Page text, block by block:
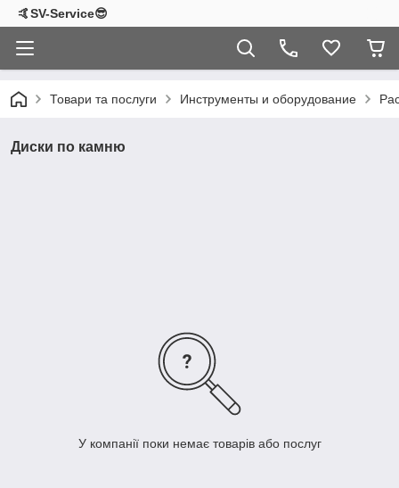
🤙SV-Service😎
Товари та послуги Инструменты и оборудование
Диски по камню
У компанії поки немає товарів або послуг